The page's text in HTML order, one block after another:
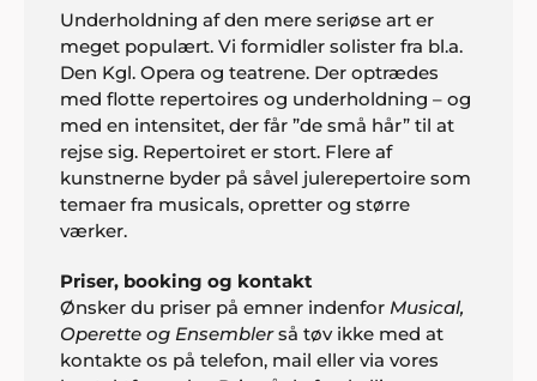
Underholdning af den mere seriøse art er
meget populært. Vi formidler solister fra bl.a.
Den Kgl. Opera og teatrene. Der optrædes
med flotte repertoires og underholdning – og
med en intensitet, der får ”de små hår” til at
rejse sig. Repertoiret er stort. Flere af
kunstnerne byder på såvel julerepertoire som
temaer fra musicals, opretter og større
værker.
Priser, booking og kontakt
Ønsker du priser på emner indenfor Musical,
Operette og Ensemblerså tøv ikke med at
kontakte os på telefon, mail eller via vores